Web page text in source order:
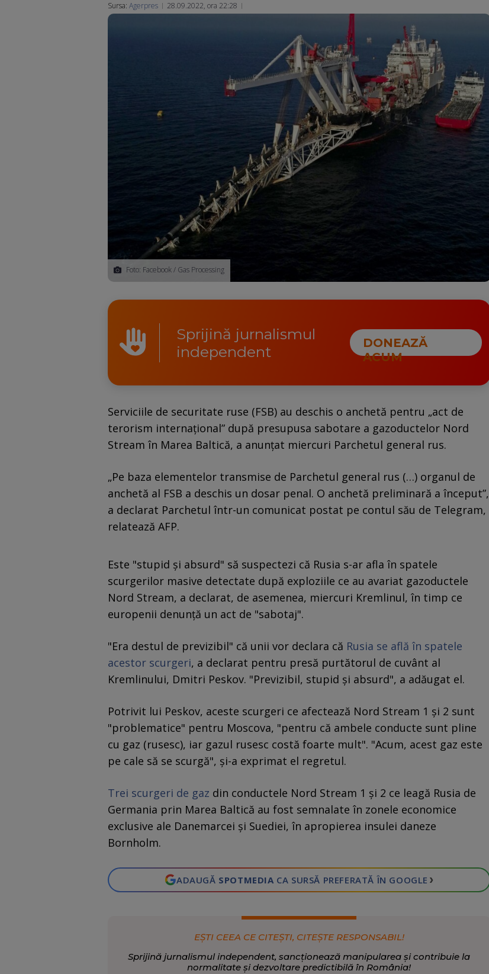
Sursa: Agerpres 28.09.2022, ora 22:28
Foto: Facebook / Gas Processing
Sprijină jurnalismul
independent
DONEAZĂ
ACUM
Serviciile de securitate ruse (FSB) au deschis o anchetă pentru „act de
terorism internaţional” după presupusa sabotare a gazoductelor Nord
Stream în Marea Baltică, a anunţat miercuri Parchetul general rus.
„Pe baza elementelor transmise de Parchetul general rus (…) organul de
anchetă al FSB a deschis un dosar penal. O anchetă preliminară a început”,
a declarat Parchetul într-un comunicat postat pe contul său de Telegram,
relatează AFP.
Este "stupid şi absurd" să suspectezi că Rusia s-ar afla în spatele
scurgerilor masive detectate după exploziile ce au avariat gazoductele
Nord Stream, a declarat, de asemenea, miercuri Kremlinul, în timp ce
europenii denunţă un act de "sabotaj".
"Era destul de previzibil" că unii vor declara că Rusia se află în spatele
acestor scurgeri, a declarat pentru presă purtătorul de cuvânt al
Kremlinului, Dmitri Peskov. "Previzibil, stupid şi absurd", a adăugat el.
Potrivit lui Peskov, aceste scurgeri ce afectează Nord Stream 1 şi 2 sunt
"problematice" pentru Moscova, "pentru că ambele conducte sunt pline
cu gaz (rusesc), iar gazul rusesc costă foarte mult". "Acum, acest gaz este
pe cale să se scurgă", şi-a exprimat el regretul.
Trei scurgeri de gaz din conductele Nord Stream 1 şi 2 ce leagă Rusia de
Germania prin Marea Baltică au fost semnalate în zonele economice
exclusive ale Danemarcei şi Suediei, în apropierea insulei daneze
Bornholm.
ADAUGĂ SPOTMEDIA CA SURSĂ PREFERATĂ ÎN GOOGLE ›
EȘTI CEEA CE CITEȘTI, CITEȘTE RESPONSABIL!
Sprijină jurnalismul independent, sancționează manipularea și contribuie la
normalitate și dezvoltare predictibilă în România!